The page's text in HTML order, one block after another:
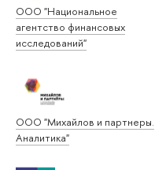
ООО "Национальное
агентство финансовых
исследований"
ООО "Михайлов и партнеры.
Аналитика"